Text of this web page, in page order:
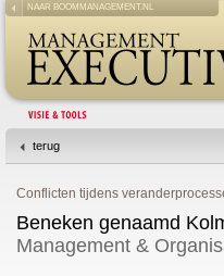
NAAR BOOMMANAGEMENT.NL
terug
Conflicten tijdens
Beneken genaamd
Management &